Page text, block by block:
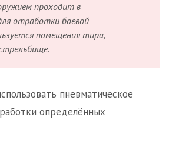
проходит в
отработки боевой
помещения тира,
пневматическое
определённых